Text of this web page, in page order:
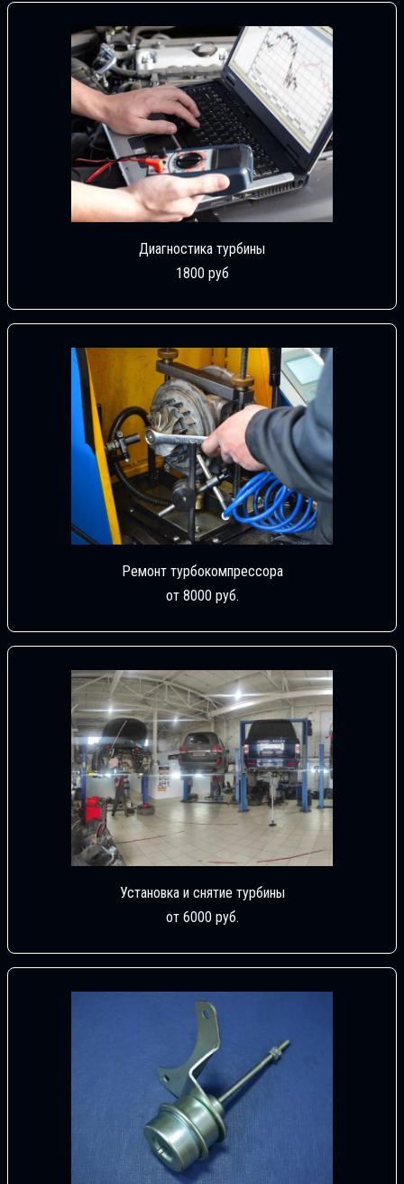
Диагностика турбины
1800 руб
Ремонт турбокомпрессора
от 8000 руб.
Установка и снятие турбины
от 6000 руб.